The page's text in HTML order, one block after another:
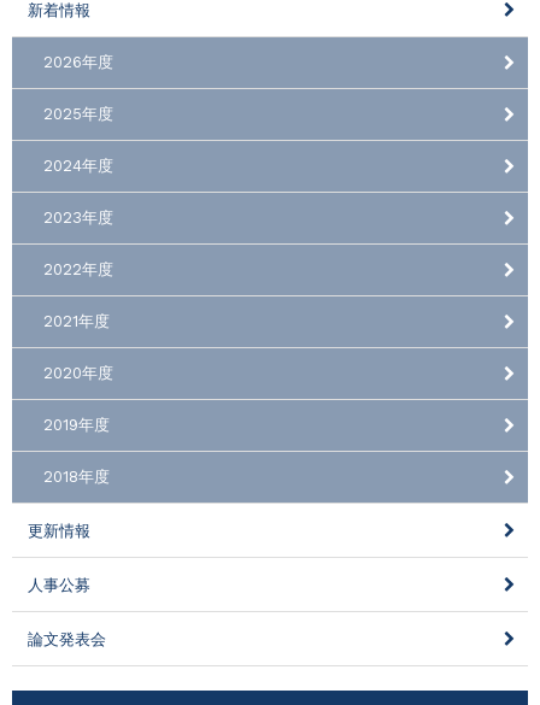
新着情報
2026年度
2025年度
2024年度
2023年度
2022年度
2021年度
2020年度
2019年度
2018年度
更新情報
人事公募
論文発表会